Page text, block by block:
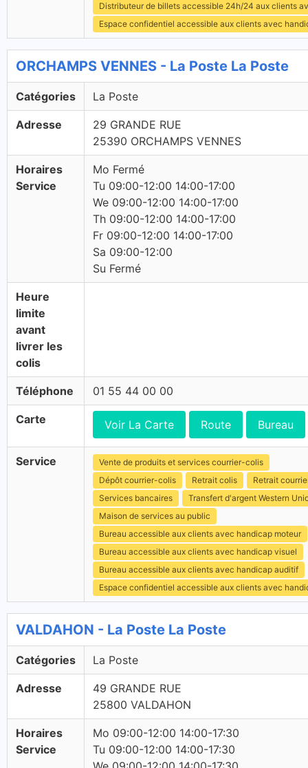
Distributeur de billets accessible 24h/24 aux clients
Espace confidentiel accessible aux clients avec
ORCHAMPS VENNES - La Poste La Poste
Catégories La Poste
Adresse
29 GRANDE RUE
25390 ORCHAMPS VENNES
Horaires
Service
Mo Fermé
Tu 09:00-12:00 14:00-17:00
We 09:00-12:00 14:00-17:00
Th 09:00-12:00 14:00-17:00
Fr 09:00-12:00 14:00-17:00
Sa 09:00-12:00
Su Fermé
Heure
limite
avant
livrer les
colis
Téléphone 01 55 44 00 00
Carte Voir La Carte Route Bureau
Service
Vente de produits et services courrier-colis
Dépôt courrier-colis
Retrait colis
Retrait
Services bancaires
Transfert d'argent Western
Maison de services au public
Bureau accessible aux clients avec handicap moteur
Bureau accessible aux clients avec handicap visuel
Bureau accessible aux clients avec handicap auditif
Espace confidentiel accessible aux clients avec
VALDAHON - La Poste La Poste
Catégories La Poste
Adresse
49 GRANDE RUE
25800 VALDAHON
Horaires
Service
Mo 09:00-12:00 14:00-17:30
Tu 09:00-12:00 14:00-17:30